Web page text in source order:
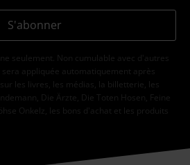
S'abonner
seulement. Non cumulable avec d'autres
sera appliquée automatiquement après
les livres, les médias, la billetterie, les
Die Ärzte, Die Toten Hosen, Feine
Onkelz, les bons d'achat et les produits